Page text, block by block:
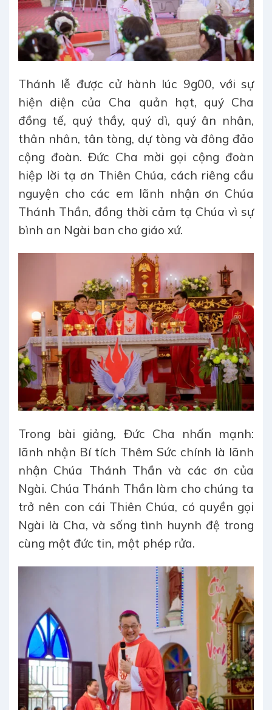
Thánh lễ được cử hành lúc 9g00, với sự
hiện diện của Cha quản hạt, quý Cha
đồng tế, quý thầy, quý dì, quý ân nhân,
thân nhân, tân tòng, dự tòng và đông đảo
cộng đoàn. Đức Cha mời gọi cộng đoàn
hiệp lời tạ ơn Thiên Chúa, cách riêng cầu
nguyện cho các em lãnh nhận ơn Chúa
Thánh Thần, đồng thời cảm tạ Chúa vì sự
bình an Ngài ban cho giáo xứ.
Trong bài giảng, Đức Cha nhấn mạnh:
lãnh nhận Bí tích Thêm Sức chính là lãnh
nhận Chúa Thánh Thần và các ơn của
Ngài. Chúa Thánh Thần làm cho chúng ta
trở nên con cái Thiên Chúa, có quyền gọi
Ngài là Cha, và sống tình huynh đệ trong
cùng một đức tin, một phép rửa.